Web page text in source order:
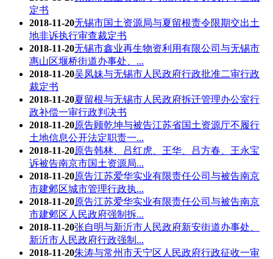
定书
2018-11-20无锡市国土资源局与夏留根责令限期交出土
地非诉执行审查裁定书
2018-11-20无锡市鑫业再生物资利用有限公司与无锡市
惠山区堰桥街道办事处、...
2018-11-20吴凤妹与无锡市人民政府行政批准二审行政
裁定书
2018-11-20夏留根与无锡市人民政府拆迁管理办公室行
政补偿一审行政判决书
2018-11-20原告顾乾坤与被告江苏省国土资源厅不履行
土地信息公开法定职责一...
2018-11-20原告韩林、吕红虎、王华、吕方春、王永宝
诉被告南京市国土资源局...
2018-11-20原告江苏爱华实业有限责任公司与被告南京
市建邺区城市管理行政执...
2018-11-20原告江苏爱华实业有限责任公司与被告南京
市建邺区人民政府强制拆...
2018-11-20张自明与新沂市人民政府新安街道办事处、
新沂市人民政府行政强制...
2018-11-20朱涛与常州市天宁区人民政府行政征收一审